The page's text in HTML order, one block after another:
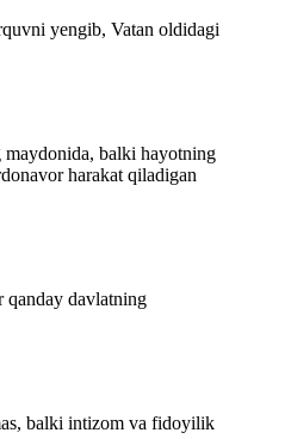
yengib, Vatan oldidagi
balki hayotning
harakat qiladigan
qanday davlatning
balki intizom va fidoyilik